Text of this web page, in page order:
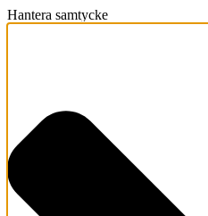
Hantera samtycke